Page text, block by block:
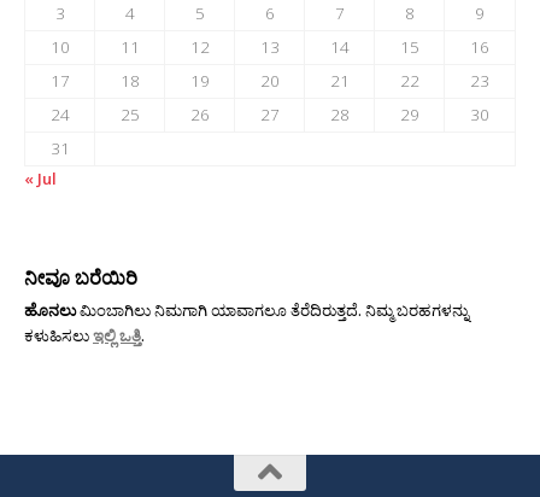
3
4 5 6 7 8
9
10
11 12 13 14 15
16
17
18 19 20 21 22
23
24
25 26 27 28 29
30
31
« Jul
ನೀವೂ ಬರೆಯಿರಿ
ಹೊನಲುಮಿಂಬಾಗಿಲು ನಿಮಗಾಗಿ ಯಾವಾಗಲೂ ತೆರೆದಿರುತ್ತದೆ. ನಿಮ್ಮ ಬರಹಗಳನ್ನು
ಕಳುಹಿಸಲುಇಲ್ಲಿ ಒತ್ತಿ.